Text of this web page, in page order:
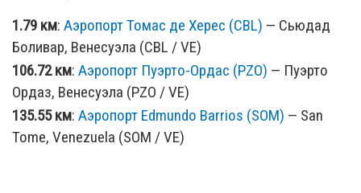
1.79 км: Аэропорт Томас де Херес (CBL) — Сьюдад
Боливар, Венесуэла (CBL / VE)
106.72 км: Аэропорт Пуэрто-Ордас (PZO) — Пуэрто
Ордаз, Венесуэла (PZO / VE)
135.55 км: Аэропорт Edmundo Barrios (SOM) — San
Tome, Venezuela (SOM / VE)